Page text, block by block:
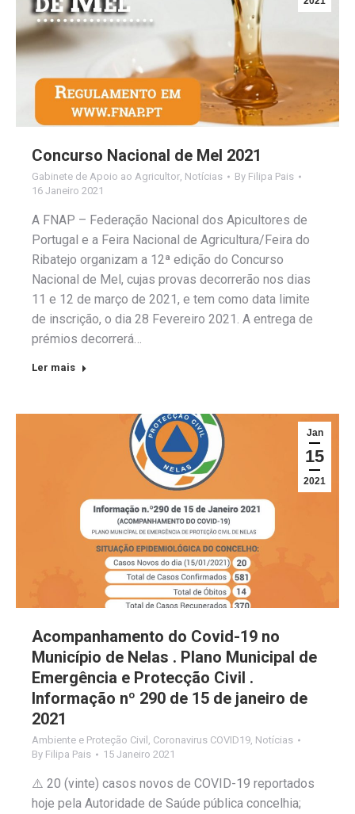
Concurso Nacional de Mel 2021
Gabinete de Apoio ao Agricultor, Notícias By Filipa Pais
16 Janeiro 2021
A FNAP – Federação Nacional dos Apicultores de
Portugal e a Feira Nacional de Agricultura/Feira do
Ribatejo organizam a 12ª edição do Concurso
Nacional de Mel, cujas provas decorrerão nos dias
11 e 12 de março de 2021, e tem como data limite
de inscrição, o dia 28 Fevereiro 2021. A entrega de
prémios decorrerá…
Ler mais
Jan
15
2021
Acompanhamento do Covid-19 no
Município de Nelas . Plano Municipal de
Emergência e Protecção Civil .
Informação nº 290 de 15 de janeiro de
2021
Ambiente e Proteção Civil Coronavirus COVID19 Notícias
By Filipa Pais 15 Janeiro 2021
⚠️ 20 (vinte) casos novos de COVID-19 reportados
hoje pela Autoridade de Saúde pública concelhia;